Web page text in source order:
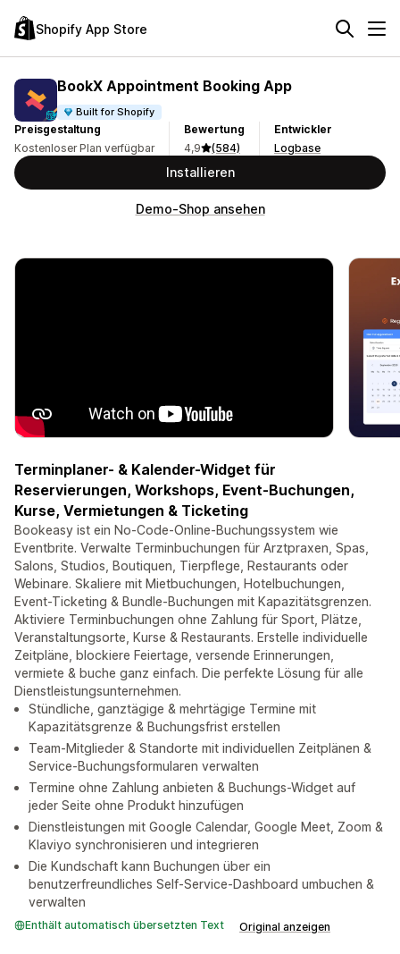
Shopify App Store
BookX Appointment Booking App
Built for Shopify
Preisgestaltung
Kostenloser Plan verfügbar
Bewertung
4,9
(584)
Entwickler
Logbase
Installieren
Demo-Shop ansehen
Terminplaner- & Kalender-Widget für
Reservierungen, Workshops, Event-Buchungen,
Kurse, Vermietungen & Ticketing
Bookeasy ist ein No-Code-Online-Buchungssystem wie
Eventbrite. Verwalte Terminbuchungen für Arztpraxen, Spas,
Salons, Studios, Boutiquen, Tierpflege, Restaurants oder
Webinare. Skaliere mit Mietbuchungen, Hotelbuchungen,
Event-Ticketing & Bundle-Buchungen mit Kapazitätsgrenzen.
Aktiviere Terminbuchungen ohne Zahlung für Sport, Plätze,
Veranstaltungsorte, Kurse & Restaurants. Erstelle individuelle
Zeitpläne, blockiere Feiertage, versende Erinnerungen,
vermiete & buche ganz einfach. Die perfekte Lösung für alle
Dienstleistungsunternehmen.
Stündliche, ganztägige & mehrtägige Termine mit
Kapazitätsgrenze & Buchungsfrist erstellen
Team-Mitglieder & Standorte mit individuellen Zeitplänen &
Service-Buchungsformularen verwalten
Termine ohne Zahlung anbieten & Buchungs-Widget auf
jeder Seite ohne Produkt hinzufügen
Dienstleistungen mit Google Calendar, Google Meet, Zoom &
Klaviyo synchronisieren und integrieren
Die Kundschaft kann Buchungen über ein
benutzerfreundliches Self-Service-Dashboard umbuchen &
verwalten
Enthält automatisch übersetzten Text Original anzeigen